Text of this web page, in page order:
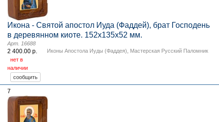
Икона - Святой апостол Иуда (Фаддей), брат Господень
в деревянном киоте. 152х135х52 мм.
Иконы Апостола Иуды (Фаддея) Мастерская Русский Паломник
Арт. 16688
2 400.00 р.
нет в
наличии
7